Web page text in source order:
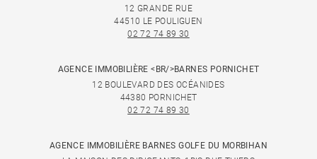
12 GRANDE RUE
44510 LE POULIGUEN
02 72 74 89 30
AGENCE IMMOBILIÈRE <BR/>BARNES PORNICHET
12 BOULEVARD DES OCÉANIDES
44380 PORNICHET
02 72 74 89 30
AGENCE IMMOBILIÈRE BARNES GOLFE DU MORBIHAN